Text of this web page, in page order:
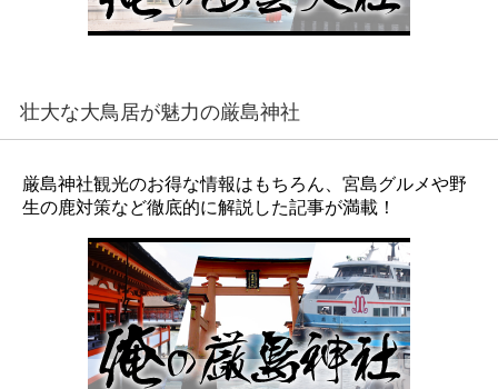
壮大な大鳥居が魅力の厳島神社
厳島神社観光のお得な情報はもちろん、宮島グルメや野
生の鹿対策など徹底的に解説した記事が満載！